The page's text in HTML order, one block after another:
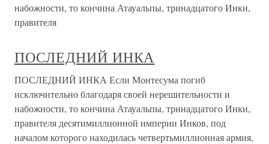
набожности, то кончина Атауальпы, тринадцатого Инки,
правителя
ПОСЛЕДНИЙ ИНКА
ПОСЛЕДНИЙ ИНКА Если Монтесума погиб
исключительно благодаря своей нерешительности и
набожности, то кончина Атауальпы, тринадцатого Инки,
правителя десятимиллионной империи Инков, под
началом которого находилась четвертьмиллионная армия,